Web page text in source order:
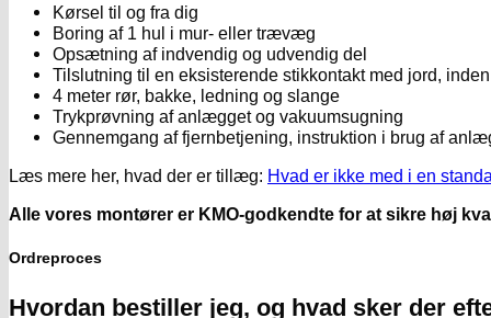
Kørsel til og fra dig
Boring af 1 hul i mur- eller trævæg
Opsætning af indvendig og udvendig del
Tilslutning til en eksisterende stikkontakt med jord,
4 meter rør, bakke, ledning og slange
Trykprøvning af anlægget og vakuumsugning
Gennemgang af fjernbetjening, instruktion i brug af
Læs mere her, hvad der er tillæg: Hvad er ikke med i en
Alle vores montører er KMO-godkendte for at sikre høj
Ordreproces
Hvordan bestiller jeg, og hvad sker der